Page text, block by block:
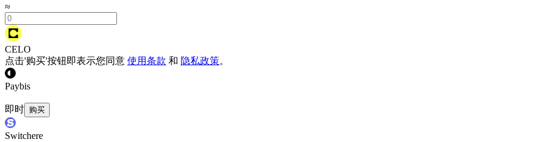
≈
CELO
点击'购买'按钮即表示您同意 使用条款 和 隐私政策。
Paybis
即时 购买
Switchere